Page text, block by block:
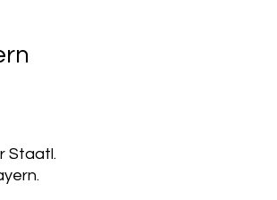
Staatl.